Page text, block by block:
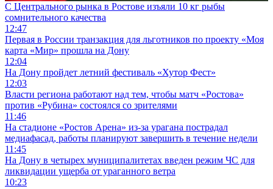
С Центрального рынка в Ростове изъяли 10 кг рыбы
сомнительного качества
12:47
Первая в России транзакция для льготников по проекту «Моя
карта «Мир» прошла на Дону
12:04
На Дону пройдет летний фестиваль «Хутор Фест»
12:03
Власти региона работают над тем, чтобы матч «Ростова»
против «Рубина» состоялся со зрителями
11:46
На стадионе «Ростов Арена» из-за урагана пострадал
медиафасад, работы планируют завершить в течение недели
11:45
На Дону в четырех муниципалитетах введен режим ЧС для
ликвидации ущерба от ураганного ветра
10:23